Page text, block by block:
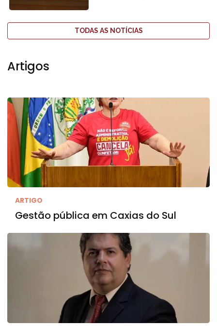
TODAS AS NOTÍCIAS
Artigos
ARTIGO
Gestão pública em Caxias do Sul